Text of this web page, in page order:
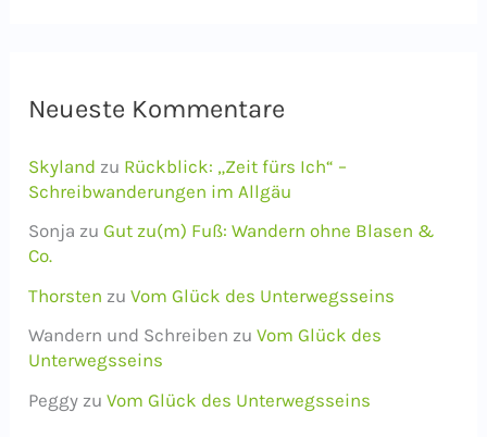
Neueste Kommentare
Skyland zu Rückblick: „Zeit fürs Ich“ –
Schreibwanderungen im Allgäu
Sonja zuGut zu(m) Fuß: Wandern ohne Blasen &
Co.
Thorsten zuVom Glück des Unterwegsseins
Wandern und Schreiben zuVom Glück des
Unterwegsseins
Peggy zuVom Glück des Unterwegsseins